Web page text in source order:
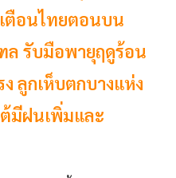
ตือนไทยตอนบน
รับมือพายุฤดูร้อน
ลูกเห็บตกบางแห่ง
มีฝนเพิ่มและ